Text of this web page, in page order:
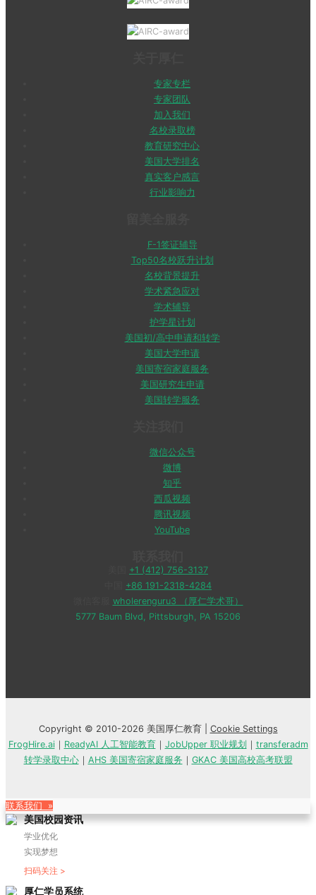
专家专栏
专家团队
加入我们
名校录取榜
教育研究中心
美国大学排名
真实客户感言
行业影响力
F-1签证辅导
Top50名校跃升计划
名校背景提升
学术紧急应对
学术辅导
护学星计划
美国初/高中申请和转学
美国大学申请
美国寄宿家庭服务
美国研究生申请
美国转学服务
微信公众号
微博
知乎
西瓜视频
腾讯视频
YouTube
+1 (412) 756-3137
+86 191-2318-4284
wholerenguru3 （厚仁学术哥）
5777 Baum Blvd, Pittsburgh, PA 15206
Copyright © 2010-2026 美国厚仁教育 | Cookie Settings
FrogHire.ai｜ ReadyAI 人工智能教育｜ JobUpper 职业规划 ｜ transferadm
转学录取中心｜ AHS 美国寄宿家庭服务 ｜ GKAC 美国高校高考联盟
联系我们 »
美国校园资讯
学业优化
实现梦想
扫码关注 >
厚仁学员系统